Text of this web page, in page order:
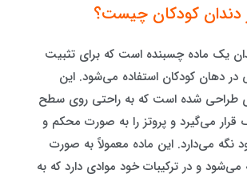
کودکان چیست؟
یک ماده چسبنده است که برای تثبیت
در دهان کودکان استفاده می‌شود. این
طراحی شده است که به راحتی روی سطح
قرار می‌گیرد و پروتز را به صورت محکم و
نگه می‌دارد. این ماده معمولاً به صورت
و در ترکیبات خود موادی دارد که به